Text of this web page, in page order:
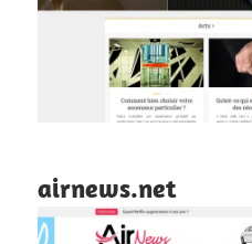
airnews.net